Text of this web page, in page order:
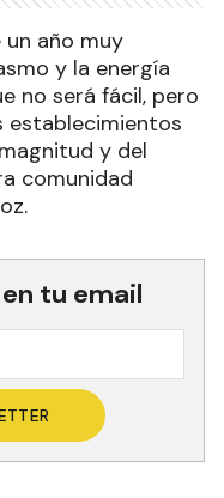
año muy
y la energía
no será fácil, pero
establecimientos
y del
comunidad
tu email